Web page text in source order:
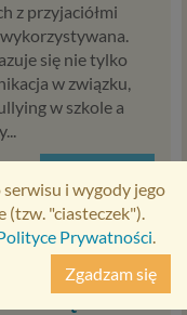
serwisu i wygody jego
"ciasteczek").
Prywatności.
Zgadzam się
z przyjaciółmi
wykorzystywana.
się nie tylko
w związku,
w szkole a
związku